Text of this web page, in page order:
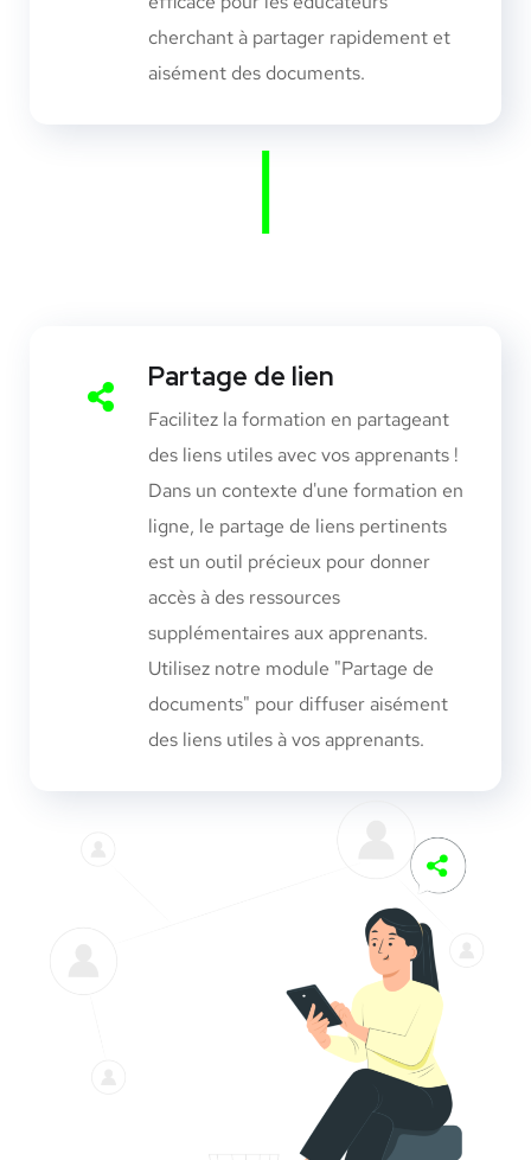
cherchant à partager rapidement et
aisément des documents.
|
Partage de lien
Facilitez la formation en partageant
des liens utiles avec vos apprenants !
Dans un contexte d'une formation en
ligne, le partage de liens pertinents
est un outil précieux pour donner
accès à des ressources
supplémentaires aux apprenants.
Utilisez notre module "Partage de
documents" pour diffuser aisément
des liens utiles à vos apprenants.